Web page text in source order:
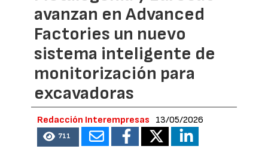
avanzan en Advanced
Factories un nuevo
sistema inteligente de
monitorización para
excavadoras
Redacción Interempresas 13/05/2026
711